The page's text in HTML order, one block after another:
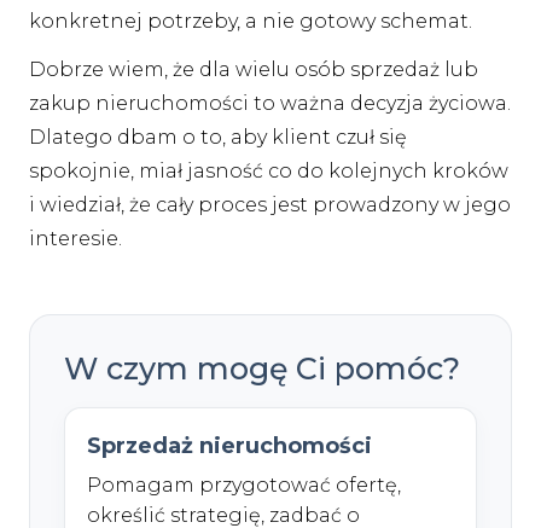
konkretnej potrzeby, a nie gotowy schemat.
Dobrze wiem, że dla wielu osób sprzedaż lub
zakup nieruchomości to ważna decyzja życiowa.
Dlatego dbam o to, aby klient czuł się
spokojnie, miał jasność co do kolejnych kroków
i wiedział, że cały proces jest prowadzony w jego
interesie.
W czym mogę Ci pomóc?
Sprzedaż nieruchomości
Pomagam przygotować ofertę,
określić strategię, zadbać o